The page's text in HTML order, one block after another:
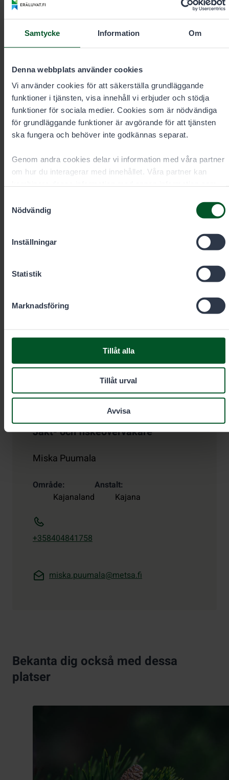
Samtycke Information Om
Denna webbplats använder cookies
Vi använder cookies för att säkerställa grundläggande
funktioner i tjänsten, visa innehåll vi erbjuder och stödja
funktioner för sociala medier. Cookies som är nödvändiga
för grundläggande funktioner är avgörande för att tjänsten
ska fungera och behöver inte godkännas separat.
Genom andra cookies delar vi information med våra partner
om hur du interagerar med innehållet. Våra partner kan
använt deras tjänster. Du kan välja vilka cookies du vill
Nödvändig
Inställningar
Statistik
Marknadsföring
Tillåt alla
Tillåt urval
Avvisa
Specialsakkunnig inom jakt
Janne Miettinen
+358403551545
Jakt- och fiskeövervakare
Miska Puumala
Område
Kajanaland
Anstalt
Kajana
+358404841758
miska.puumala@metsa.fi
Bekanta dig också med dessa
platser